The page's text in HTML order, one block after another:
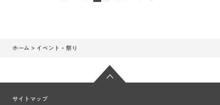
ホーム > イベント・祭り
サイトマップ